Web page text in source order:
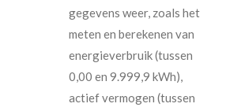
gegevens weer, zoals het
meten en berekenen van
energieverbruik (tussen
0,00 en 9.999,9 kWh),
actief vermogen (tussen